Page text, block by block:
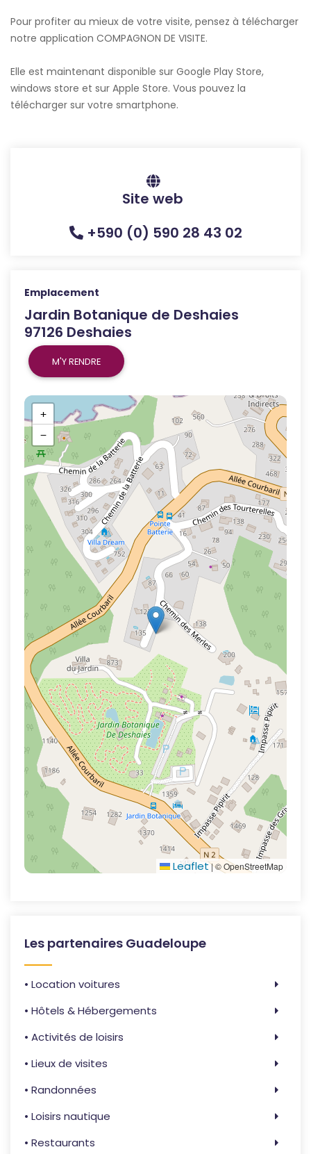
Pour profiter au mieux de votre visite, pensez à télécharger
notre application COMPAGNON DE VISITE.
Elle est maintenant disponible sur Google Play Store,
windows store et sur Apple Store. Vous pouvez la
télécharger sur votre smartphone.
Site web
+590 (0) 590 28 43 02
Emplacement
Jardin Botanique de Deshaies
97126 Deshaies
M'Y RENDRE
+
−
Leaflet|© OpenStreetMap
Les partenaires Guadeloupe
• Location voitures
• Hôtels & Hébergements
• Activités de loisirs
• Lieux de visites
• Randonnées
• Loisirs nautique
• Restaurants